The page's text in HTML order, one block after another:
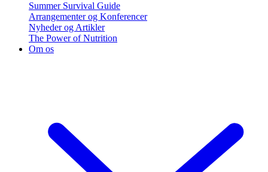
Summer Survival Guide
Arrangementer og Konferencer
Nyheder og Artikler
The Power of Nutrition
Om os